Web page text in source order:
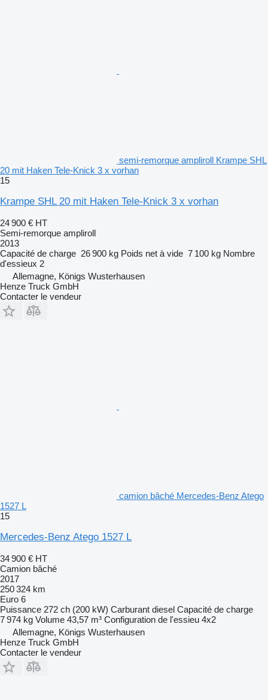
semi-remorque ampliroll Krampe SHL
20 mit Haken Tele-Knick 3 x vorhan
15
Krampe SHL 20 mit Haken Tele-Knick 3 x vorhan
24 900 € HT
Semi-remorque ampliroll
2013
Capacité de charge 26 900 kg Poids net à vide 7 100 kg Nombre
d'essieux 2
Allemagne, Königs Wusterhausen
Henze Truck GmbH
Contacter le vendeur
camion bâché Mercedes-Benz Atego
1527 L
15
Mercedes-Benz Atego 1527 L
34 900 € HT
Camion bâché
2017
250 324 km
Euro 6
Puissance 272 ch (200 kW) Carburant diesel Capacité de charge
7 974 kg Volume 43,57 m³ Configuration de l'essieu 4x2
Allemagne, Königs Wusterhausen
Henze Truck GmbH
Contacter le vendeur